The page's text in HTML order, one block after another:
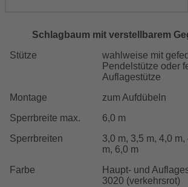
Schlagbaum mit verstellbarem
Stütze
wahlweise mit
Pendelstütze oder
Auflagestütze
Montage
zum Aufdübeln
Sperrbreite max.
6,0 m
Sperrbreiten
3,0 m, 3,5 m, 4,0
m, 6,0 m
Farbe
Haupt- und
3020 (verkehrsrot)